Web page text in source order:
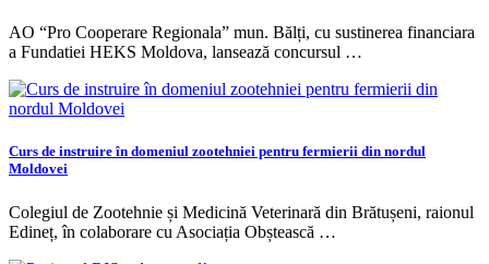
AO “Pro Cooperare Regionala” mun. Bălți, cu sustinerea financiara
a Fundatiei HEKS Moldova, lansează concursul …
Curs de instruire în domeniul zootehniei pentru fermierii din nordul
Moldovei
Colegiul de Zootehnie și Medicină Veterinară din Brătușeni, raionul
Edineț, în colaborare cu Asociația Obștească …